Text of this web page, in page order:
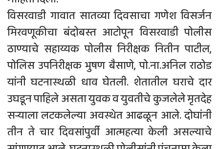
विसरवाडी गावात सातव्या दिवसाचा गणेश विसर्जन
मिरवणूकीचा बंदोबस्त आटोपून विसरवाडी पोलीस
ठाण्याचे सहाय्यक पोलीस निरीक्षक नितीन पाटील,
पोलिस उपनिरीक्षक भुषण बैसाणे, पो.ना.अनिल राठोड
यांनी घटनास्थळी धाव घेतली. शेतातील घराचे दार
उघडून पाहिले असता युवक व युवतीचे कुजलेले मृतदेह
सर्‍याला लटकलेल्या अवस्थेत आढळून आले. दोघांनी
तीन ते चार दिवसांपुर्वी आत्महत्या केली असल्याचे